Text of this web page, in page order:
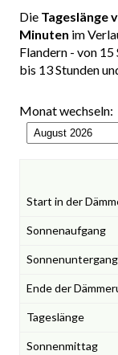
Die Tageslänge
Minuten im
Flandern - von
bis 13 Stunden
Monat wechseln: